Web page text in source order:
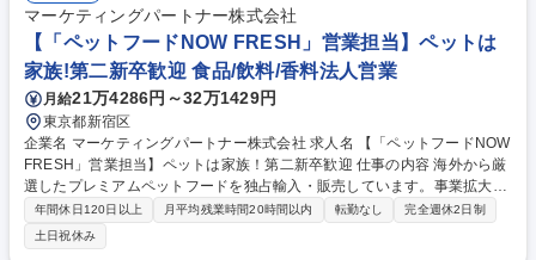
に数回あり 棚卸し時期 ■出張：あり（近隣出張（日帰り）、宿泊１泊）
募集職種 C014【川崎/東芝G】物流管理（ロジスティクス）/年間休日126
日/在宅勤務有
マーケティングパートナー株式会社
【「ペットフードNOW FRESH」営業担当】ペットは
家族!第二新卒歓迎 食品/飲料/香料法人営業
月給21万4286円～32万1429円
東京都新宿区
企業名 マーケティングパートナー株式会社 求人名 【「ペットフードNOW
FRESH」営業担当】ペットは家族！第二新卒歓迎 仕事の内容 海外から厳
選したプレミアムペットフードを独占輸入・販売しています。事業拡大に
伴い主に取引先卸業者への営業活動およびマーケティング全般をお任せし
ます。9割が既存、1割が新規営業です。 個人よりチームで予算達成でき
るかを重要視しています。アナログ営業だけではなく、WEBやマーケティ
年間休日120日以上 月平均残業時間20時間以内 転勤なし
完全週休2日制
土日祝休み